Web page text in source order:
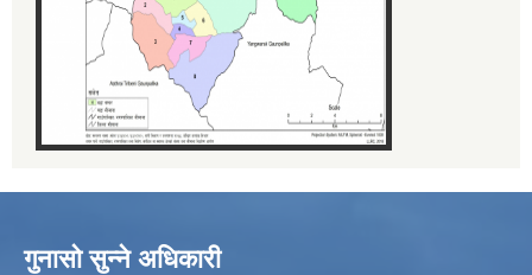
गुनासो सुन्ने अधिकारी